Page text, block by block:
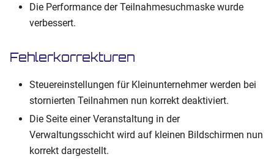
Die Performance der Teilnahmesuchmaske wurde
verbessert.
Fehlerkorrekturen
Steuereinstellungen für Kleinunternehmer werden bei
stornierten Teilnahmen nun korrekt deaktiviert.
Die Seite einer Veranstaltung in der
Verwaltungsschicht wird auf kleinen Bildschirmen nun
korrekt dargestellt.